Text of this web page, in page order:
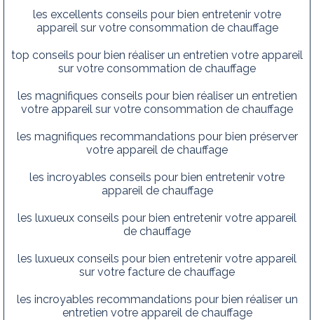
les excellents conseils pour bien entretenir votre
appareil sur votre consommation de chauffage
top conseils pour bien réaliser un entretien votre appareil
sur votre consommation de chauffage
les magnifiques conseils pour bien réaliser un entretien
votre appareil sur votre consommation de chauffage
les magnifiques recommandations pour bien préserver
votre appareil de chauffage
les incroyables conseils pour bien entretenir votre
appareil de chauffage
les luxueux conseils pour bien entretenir votre appareil
de chauffage
les luxueux conseils pour bien entretenir votre appareil
sur votre facture de chauffage
les incroyables recommandations pour bien réaliser un
entretien votre appareil de chauffage